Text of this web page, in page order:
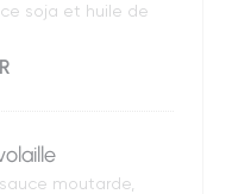
soja et huile de
moutarde,